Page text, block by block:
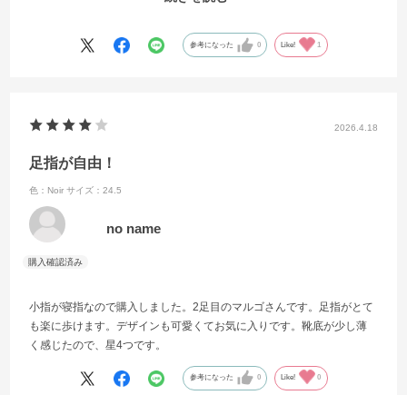
足のサイズが小さく（21.5〜22センチ）、この手のものは大体踵に隙
ストラップが付いているのありますが、大きすぎずカパカパしないの
「おしゃれな靴ですね」と褒めていただくことが多く、普段の服のコ
す。
参考になった 0 Like! 1
2026.4.18
足指が自由！
色：Noir サイズ：24.5
no name
小指が寝指なので購入しました。2足目のマルゴさんです。足指がとて
も楽に歩けます。デザインも可愛くてお気に入りです。靴底が少し薄
く感じたので、星4つです。
参考になった 0 Like! 0